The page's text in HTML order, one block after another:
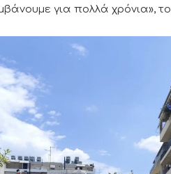
για πολλά χρόνια»,